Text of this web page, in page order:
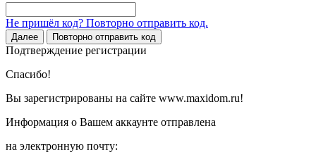
Не пришёл код? Повторно отправить код.
Далее Повторно отправить код
Подтверждение регистрации
Спасибо!
Вы зарегистрированы на сайте www.maxidom.ru!
Информация о Вашем аккаунте отправлена
на электронную почту: